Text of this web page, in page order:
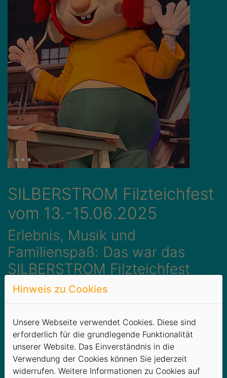
SILBERSTROM Filzteichfest
vom 13.-15.06.2025
Erlebnis, Musik und
Familienspaß: Das war das
SILBERSTROM Filzteichfest
2025!
Vom 13. bis 15. Juni verwandelte sich das Strandbad
Filzteich in Schneeberg erneut in einen Festplatz für die
ganze Familie. Die Stadtwerke Schneeberg,
Veranstalter des SILBERSTROM Filzteichfestes 2025,
versprachen ein Wochenende der Extraklasse mit
einem hochkarätigen Programm, spektakulären
Hinweis zu Cookies
Unsere Webseite verwendet Cookies. Diese sind
erforderlich für die grundlegende Funktionalität
unserer Website. Das Einverständnis in die
Verwendung der Cookies können Sie jederzeit
widerrufen. Weitere Informationen zu Cookies auf